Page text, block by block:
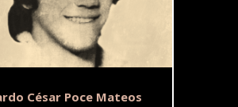
César Poce Mateos